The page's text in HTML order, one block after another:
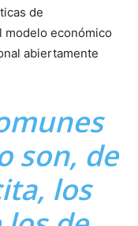
de
modelo económico
abiertamente
son, de
los